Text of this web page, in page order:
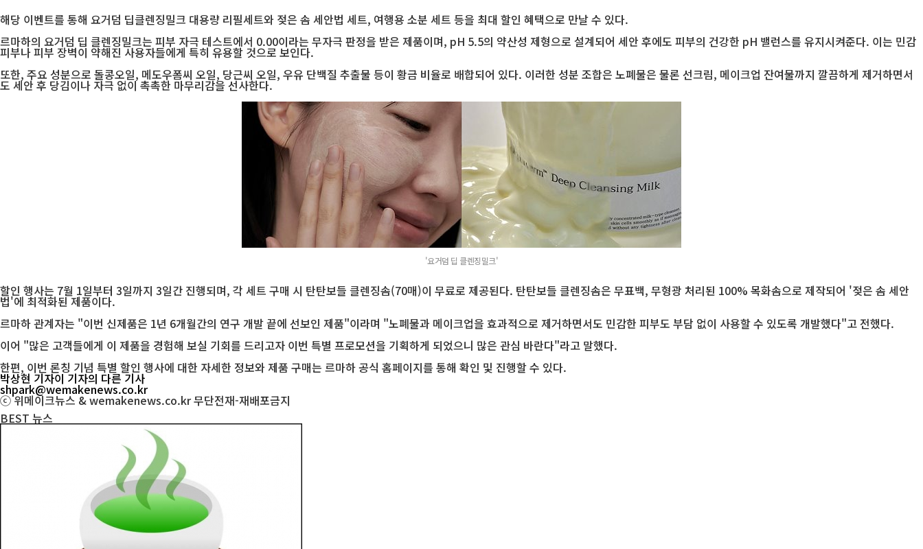
해당 이벤트를 통해 요거덤 딥클렌징밀크 대용량 리필세트와 젖은 솜 세안법 세트, 여행용 소분 세트 등을 최대 할인 혜택으로 만날 수 있다.
르마하의 요거덤 딥 클렌징밀크는 피부 자극 테스트에서 0.00이라는 무자극 판정을 받은 제품이며, pH 5.5의 약산성 제형으로 설계되어 세안 후에도 피부의 건강한 pH 밸런스를 유지시켜준다. 이는 민감
피부나 피부 장벽이 약해진 사용자들에게 특히 유용할 것으로 보인다.
또한, 주요 성분으로 돌콩오일, 메도우폼씨 오일, 당근씨 오일, 우유 단백질 추출물 등이 황금 비율로 배합되어 있다. 이러한 성분 조합은 노폐물은 물론 선크림, 메이크업 잔여물까지 깔끔하게 제거하면서
도 세안 후 당김이나 자극 없이 촉촉한 마무리감을 선사한다.
'요거덤 딥 클렌징밀크'
할인 행사는 7월 1일부터 3일까지 3일간 진행되며, 각 세트 구매 시 탄탄보들 클렌징솜(70매)이 무료로 제공된다. 탄탄보들 클렌징솜은 무표백, 무형광 처리된 100% 목화솜으로 제작되어 '젖은 솜 세안
법'에 최적화된 제품이다.
르마하 관계자는 "이번 신제품은 1년 6개월간의 연구 개발 끝에 선보인 제품"이라며 "노폐물과 메이크업을 효과적으로 제거하면서도 민감한 피부도 부담 없이 사용할 수 있도록 개발했다"고 전했다.
이어 "많은 고객들에게 이 제품을 경험해 보실 기회를 드리고자 이번 특별 프로모션을 기획하게 되었으니 많은 관심 바란다"라고 말했다.
한편, 이번 론칭 기념 특별 할인 행사에 대한 자세한 정보와 제품 구매는 르마하 공식 홈페이지를 통해 확인 및 진행할 수 있다.
박상현 기자이 기자의 다른 기사
shpark@wemakenews.co.kr
ⓒ 위메이크뉴스 & wemakenews.co.kr 무단전재-재배포금지
BEST 뉴스